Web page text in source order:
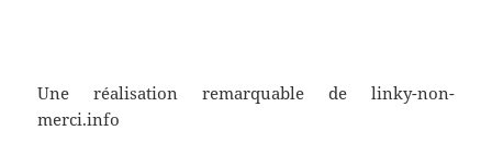
Une réalisation remarquable de linky-non-
merci.info